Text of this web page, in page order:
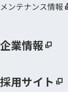
メンテナンス情報
企業情報
採用サイト